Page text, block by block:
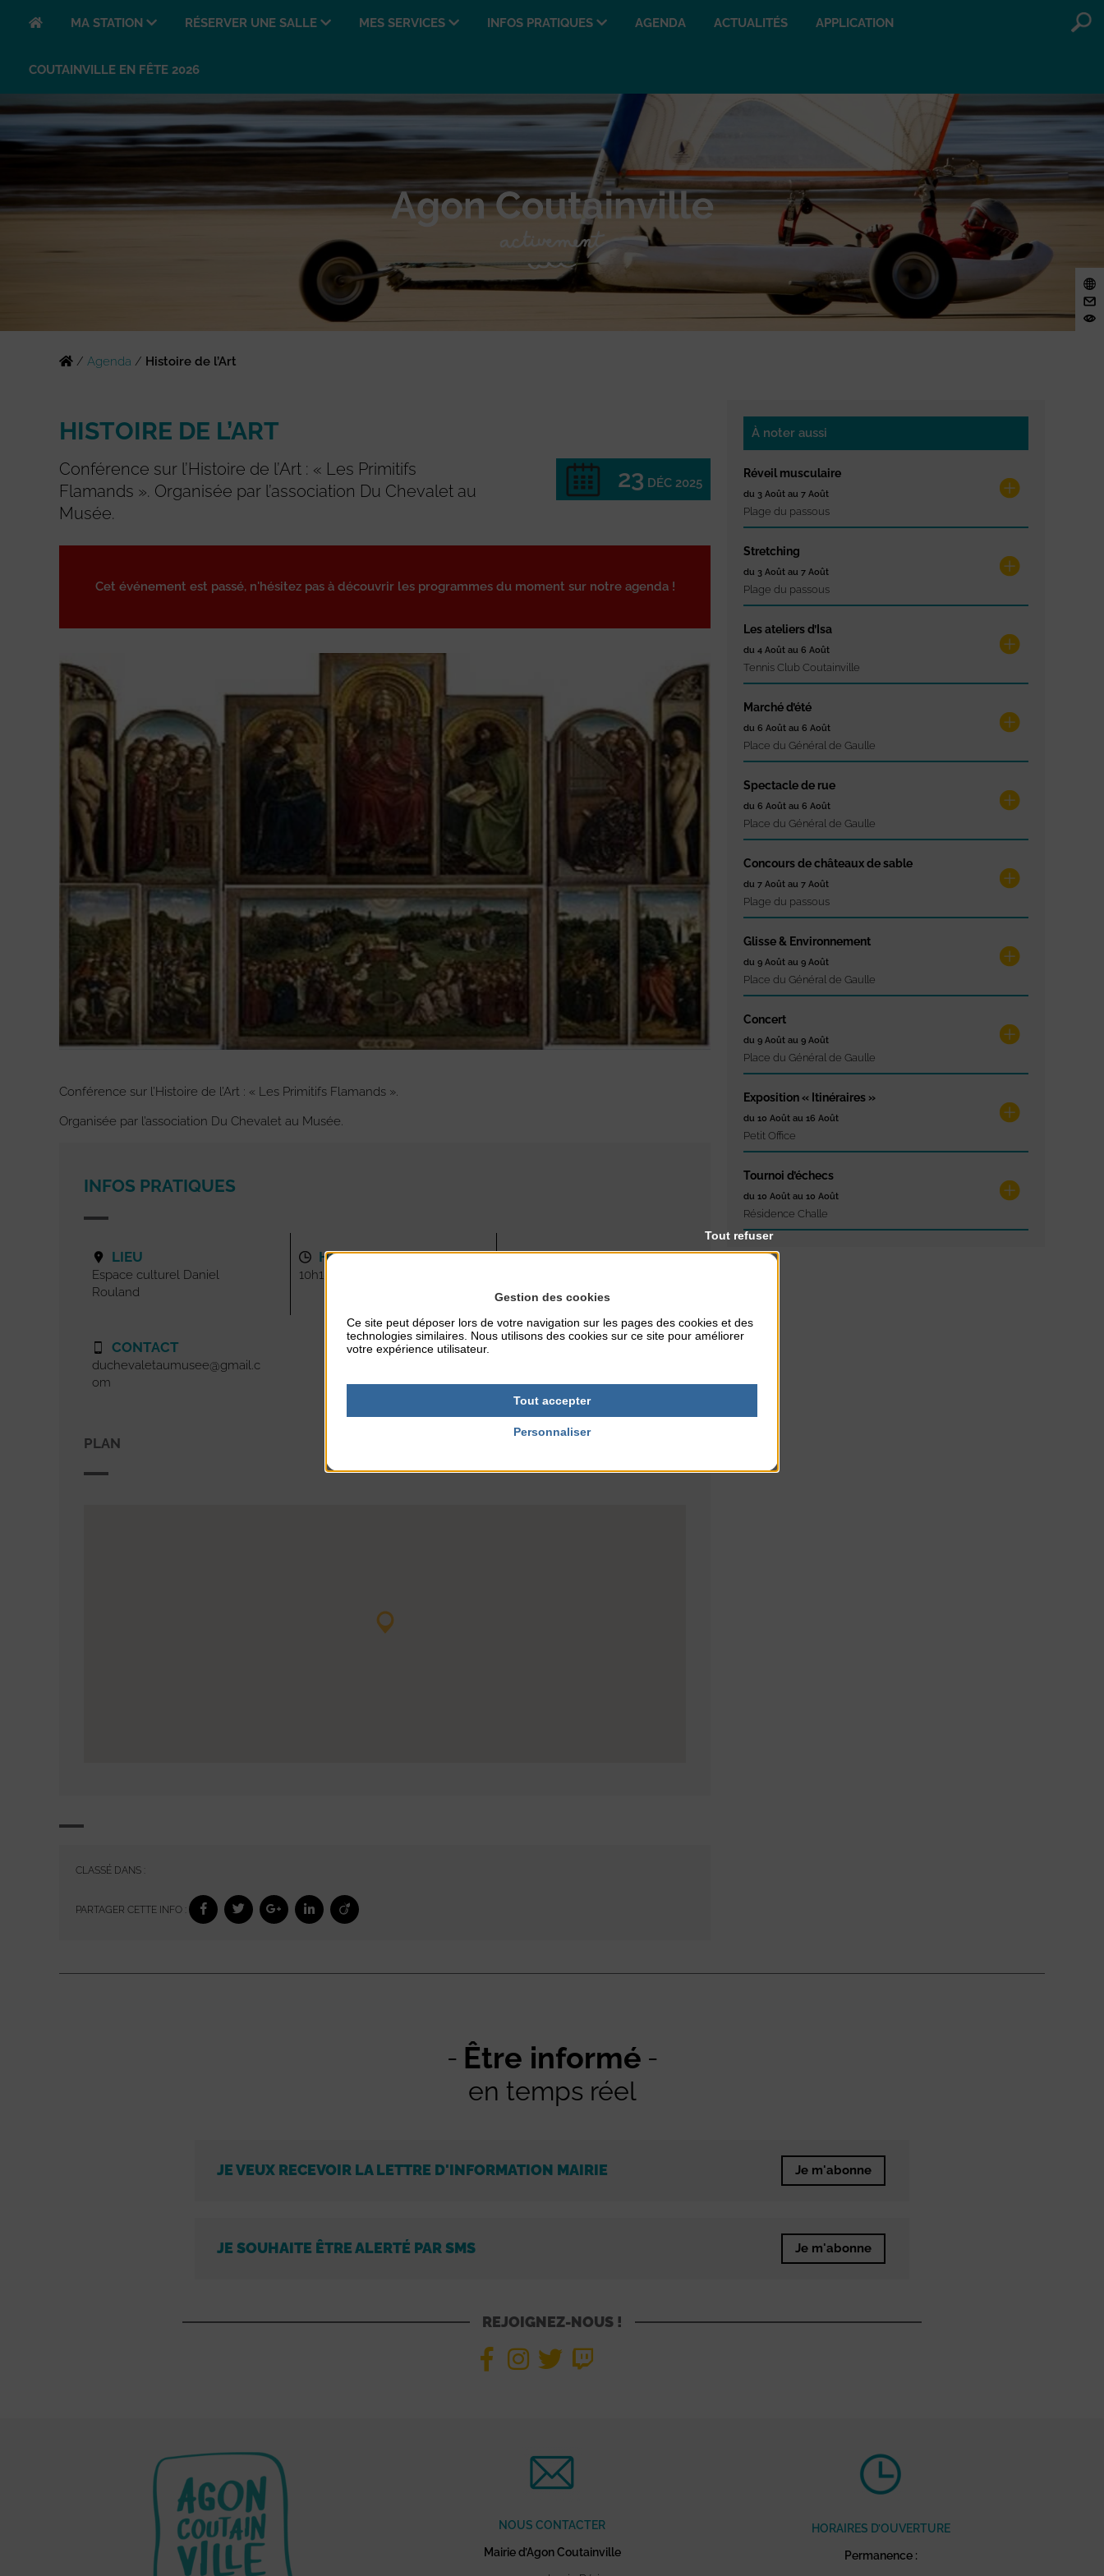
MA STATION RÉSERVER UNE SALLE MES SERVICES INFOS PRATIQUES AGENDA ACTUALITÉS APPLICATION
COUTAINVILLE EN FÊTE 2026
/ Agenda / Histoire de l’Art
HISTOIRE DE L’ART
Conférence sur l’Histoire de l’Art : « Les Primitifs
Flamands ». Organisée par l’association Du Chevalet au
Musée.
23 DÉC 2025
Cet événement est passé, n'hésitez pas à découvrir les programmes du moment sur notre agenda !
Conférence sur l’Histoire de l’Art : « Les Primitifs Flamands ».
Organisée par l’association Du Chevalet au Musée.
INFOS PRATIQUES
LIEU
Espace culturel Daniel
Rouland
CONTACT
duchevaletaumusee@gmail.c
om
HORAIRES
10h15-11h45
TARIFS
: 10€ + 6€
PLAN
CLASSÉ DANS :
PARTAGER CETTE INFO :
À noter aussi
Réveil musculaire
du 3 Août au 7 Août
Plage du passous
Stretching
du 3 Août au 7 Août
Plage du passous
Les ateliers d’Isa
du 4 Août au 6 Août
Tennis Club Coutainville
Marché d’été
du 6 Août au 6 Août
Place du Général de Gaulle
Spectacle de rue
du 6 Août au 6 Août
Place du Général de Gaulle
Concours de châteaux de sable
du 7 Août au 7 Août
Plage du passous
Glisse & Environnement
du 9 Août au 9 Août
Place du Général de Gaulle
Concert
du 9 Août au 9 Août
Place du Général de Gaulle
Exposition « Itinéraires »
du 10 Août au 16 Août
Petit Office
Tournoi d’échecs
du 10 Août au 10 Août
Résidence Challe
Être informé
en temps réel
JE VEUX RECEVOIR LA LETTRE D'INFORMATION MAIRIE Je m'abonne
JE SOUHAITE ÊTRE ALERTÉ PAR SMS Je m'abonne
REJOIGNEZ-NOUS !
NOUS CONTACTER
Mairie d’Agon Coutainville
HORAIRES D’OUVERTURE
Permanence :
Gestion des cookies
Ce site peut déposer lors de votre navigation sur les pages des cookies et des
technologies similaires. Nous utilisons des cookies sur ce site pour améliorer
votre expérience utilisateur.
Tout accepter
Tout refuser
Personnaliser